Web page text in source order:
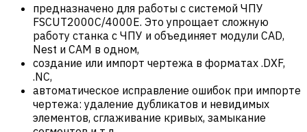
предназначено для работы с системой ЧПУ
FSCUT2000С/4000E. Это упрощает сложную
работу станка с ЧПУ и объединяет модули CAD,
Nest и CAM в одном,
создание или импорт чертежа в форматах .DXF,
.NC,
автоматическое исправление ошибок при импорте
чертежа: удаление дубликатов и невидимых
элементов, сглаживание кривых, замыкание